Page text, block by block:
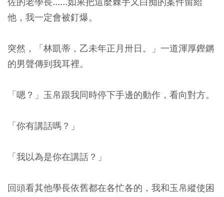
他，我一定會被釘爆。
突然，「林凱蒂，乙未年正月卅日。」一道渾厚鏗鏘
的男聲傳到我耳裡。
「嗯？」玉帛跟我同時停下手邊的動作，看向對方。
「你有講話嗎？」
「我以為是你在講話？」
回頭看其他學長依舊都在各忙各的，我和玉帛縱使困